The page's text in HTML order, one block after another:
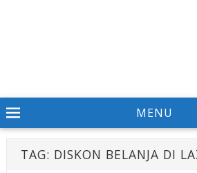
MENU
TAG: DISKON BELANJA DI